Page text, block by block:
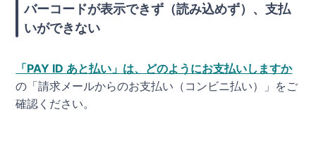
バーコードが表示できず（読み込めず）、支払
いができない
「PAY ID あと払い」は、どのようにお支払いしますか
の「請求メールからのお支払い（コンビニ払い）」をご
確認ください。